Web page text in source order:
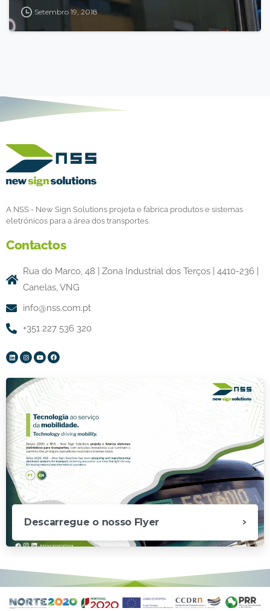
Setembro 19, 2018
A NSS - New Sign Solutions projeta e fabrica produtos e sistemas
eletrónicos para a área dos transportes.
Contactos
Rua do Marco, 48 | Zona Industrial dos Terços | 4410-236 |
Canelas, VNG
info@nss.com.pt
+351 227 536 320
Descarregue o nosso Flyer